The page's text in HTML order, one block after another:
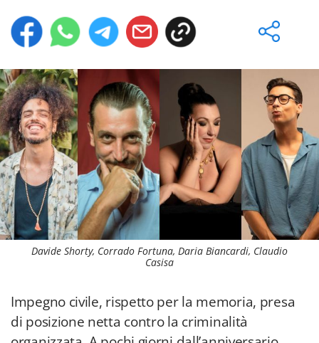
Davide Shorty, Corrado Fortuna, Daria Biancardi, Claudio
Casisa
Impegno civile, rispetto per la memoria, presa
di posizione netta contro la criminalità